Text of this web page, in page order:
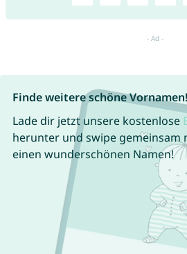
Finde weitere schöne Vornamen!
Lade dir jetzt unsere kostenlose
herunter und swipe gemeinsam
einen wunderschönen Namen!